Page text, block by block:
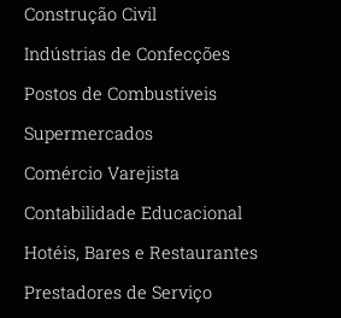
Construção Civil
Indústrias de Confecções
Postos de Combustíveis
Supermercados
Comércio Varejista
Contabilidade Educacional
Hotéis, Bares e Restaurantes
Prestadores de Serviço